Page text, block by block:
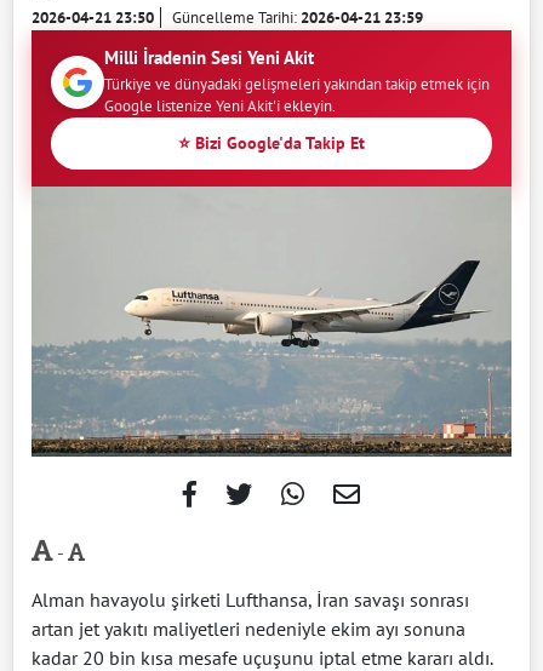
2026-04-21 23:50 Güncelleme Tarihi:2026-04-21 23:59
Milli İradenin Sesi Yeni Akit
Türkiye ve dünyadaki gelişmeleri yakından takip etmek için
Google listenize Yeni Akit'i ekleyin.
⭐ Bizi Google'da Takip Et
-
Alman havayolu şirketi Lufthansa, İran savaşı sonrası
artan jet yakıtı maliyetleri nedeniyle ekim ayı sonuna
kadar 20 bin kısa mesafe uçuşunu iptal etme kararı aldı.